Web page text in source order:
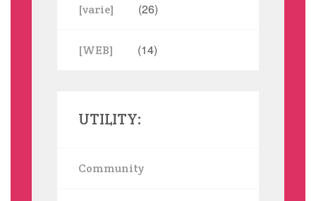
[varie] (26)
[WEB] (14)
UTILITY:
Community